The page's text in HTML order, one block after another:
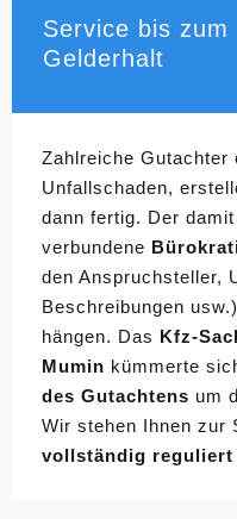
Service bis zum
Gelderhalt
Zahlreiche Gutachter
Unfallschaden,
dann fertig. Der damit
verbundene
den Anspruchsteller,
Beschreibungen
hängen. Das Kfz-
Mumin kümmerte
des Gutachtens um
Wir stehen Ihnen zur
vollständig reguliert